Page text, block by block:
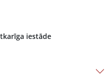
iestāde